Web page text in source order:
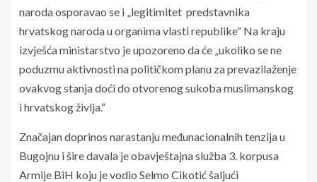
naroda osporavao se i „legitimitet predstavnika
hrvatskog naroda u organima vlasti republike“ Na kraju
izvješća ministarstvo je upozoreno da će „ukoliko se ne
poduzmu aktivnosti na političkom planu za prevazilaženje
ovakvog stanja doći do otvorenog sukoba muslimanskog
i hrvatskog življa.“
Značajan doprinos narastanju međunacionalnih tenzija u
Bugojnu i šire davala je obavještajna služba 3. korpusa
Armije BiH koju je vodio Selmo Cikotić šaljući